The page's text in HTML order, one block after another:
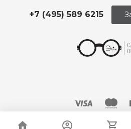
+7 (495) 589 6215